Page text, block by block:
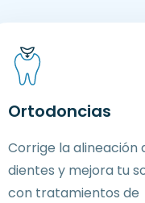
Ortodoncias
Corrige la alineación
dientes y mejora tu
con tratamientos de